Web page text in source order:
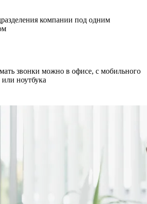
компании под одним
звонки можно в офисе, с мобильного
ноутбука